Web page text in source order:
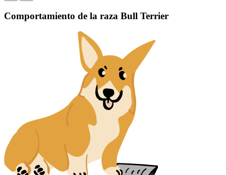
Comportamiento de la raza Bull Terrier